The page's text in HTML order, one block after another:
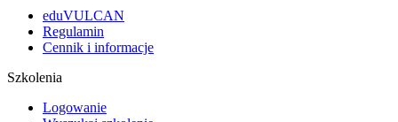
eduVULCAN
Regulamin
Cennik i informacje
Szkolenia
Logowanie